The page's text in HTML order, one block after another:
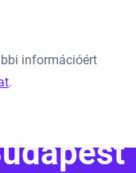
információért
.
–